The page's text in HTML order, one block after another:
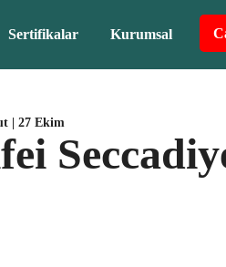
Sertifikalar Kurumsal
| 27 Ekim